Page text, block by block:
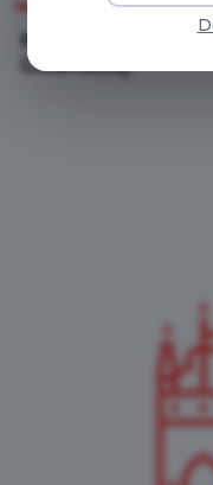
Muzeum
Gdańskiej